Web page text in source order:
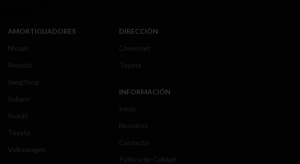
AMORTIGUADORES
Nissan
Renault
SangYong
Subaru
Suzuki
Toyota
Volkswagen
DIRECCIÓN
Chevrolet
Toyota
INFORMACIÓN
Inicio
Nosotros
Contacto
Política de Calidad